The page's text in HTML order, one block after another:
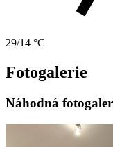
29/14 °C
Fotogalerie
Náhodná